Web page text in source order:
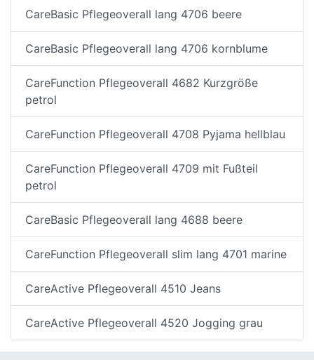
CareBasic Pflegeoverall lang 4706 beere
CareBasic Pflegeoverall lang 4706 kornblume
CareFunction Pflegeoverall 4682 Kurzgröße
petrol
CareFunction Pflegeoverall 4708 Pyjama hellblau
CareFunction Pflegeoverall 4709 mit Fußteil
petrol
CareBasic Pflegeoverall lang 4688 beere
CareFunction Pflegeoverall slim lang 4701 marine
CareActive Pflegeoverall 4510 Jeans
CareActive Pflegeoverall 4520 Jogging grau